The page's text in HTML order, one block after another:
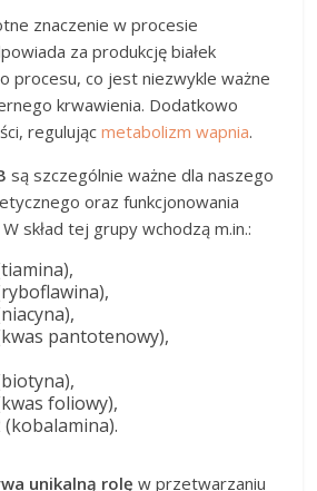
znaczenie w procesie
za produkcję białek
procesu, co jest niezwykle ważne
krwawienia. Dodatkowo
regulującmetabolizm wapnia.
są szczególnie ważne dla naszego
oraz funkcjonowania
skład tej grupy wchodzą m.in.:
pantotenowy),
foliowy),
unikalną rolę w przetwarzaniu